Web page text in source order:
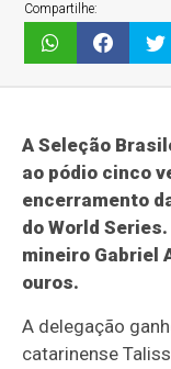
Compartilhe:
A Seleção
ao pódio cinco
encerramento
do World
mineiro Gabriel
ouros.
A delegação
catarinense